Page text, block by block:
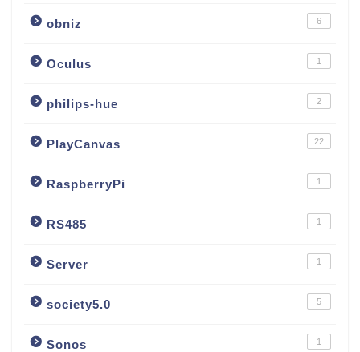
obniz 6
Oculus 1
philips-hue 2
PlayCanvas 22
RaspberryPi 1
RS485 1
Server 1
society5.0 5
Sonos 1